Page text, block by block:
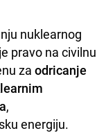
nuklearnog
pravo na civilnu
za odricanje
,
energiju.